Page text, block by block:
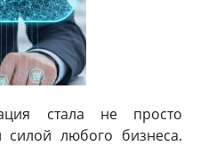
стала не просто
любого бизнеса.